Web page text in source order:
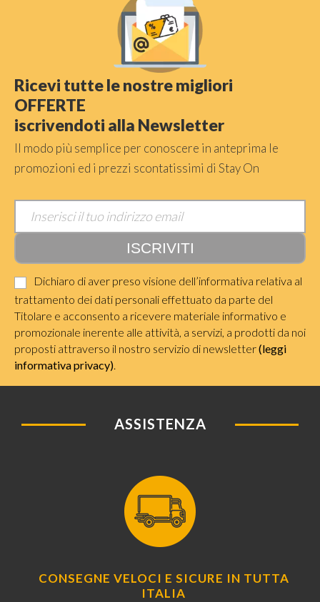
Ricevi tutte le nostre migliori
OFFERTE
iscrivendoti alla Newsletter
Il modo più semplice per conoscere in anteprima le
promozioni ed i prezzi scontatissimi di Stay On
Dichiaro di aver preso visione dell’informativa relativa al
trattamento dei dati personali effettuato da parte del
Titolare e acconsento a ricevere materiale informativo e
promozionale inerente alle attività, a servizi, a prodotti da noi
proposti attraverso il nostro servizio di newsletter(leggi
informativa privacy).
ASSISTENZA
CONSEGNE VELOCI E SICURE IN TUTTA
ITALIA